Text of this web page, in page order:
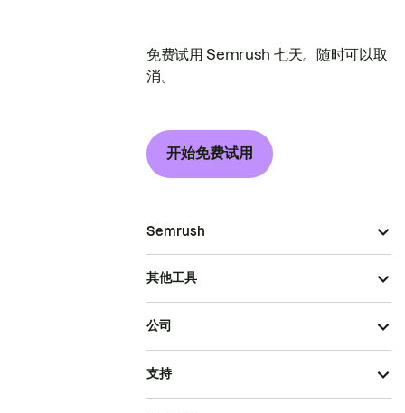
免费试用 Semrush 七天。随时可以取
消。
开始免费试用
Semrush
其他工具
公司
支持